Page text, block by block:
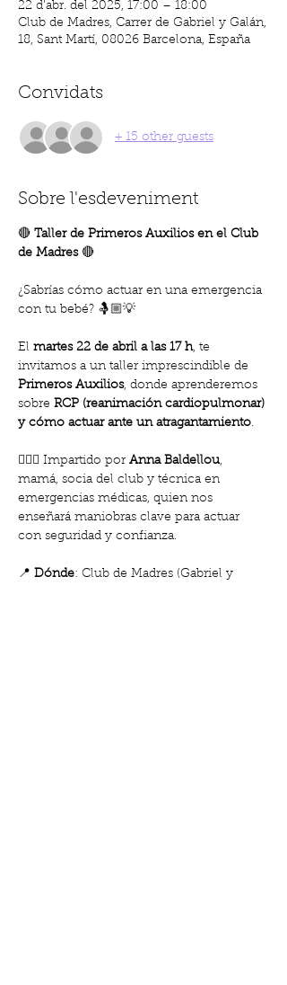
22 d’abr. del 2025, 17:00 – 18:00
Club de Madres, Carrer de Gabriel y Galán,
18, Sant Martí, 08026 Barcelona, España
Convidats
+ 15 other guests
Sobre l'esdeveniment
🔴 Taller de Primeros Auxilios en el Club
de Madres 🔴
¿Sabrías cómo actuar en una emergencia
con tu bebé? 🤱🏼💡
El martes 22 de abril a las 17 h, te
invitamos a un taller imprescindible de
Primeros Auxilios, donde aprenderemos
sobre RCP (reanimación cardiopulmonar)
y cómo actuar ante un atragantamiento.
👩🏻‍⚕️ Impartido por Anna Baldellou,
mamá, socia del club y técnica en
emergencias médicas, quien nos
enseñará maniobras clave para actuar
con seguridad y confianza.
📍 Dónde: Club de Madres (Gabriel y